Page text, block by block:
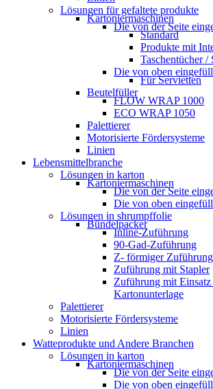
Lösungen für gefaltete produkte
Kartoniermaschinen
Die von der Seite
Standard
Produkte mit
Taschentücher /
Die von oben
Für Servietten
Beutelfüller
FLOW WRAP 1000
ECO WRAP 1050
Palettierer
Motorisierte Fördersysteme
Linien
Lebensmittelbranche
Lösungen in karton
Kartoniermaschinen
Die von der Seite
Die von oben
Lösungen in shrumpffolie
Bündelpacker
Inline-Zuführung
90-Gad-Zuführung
Z- förmiger Zuführung
Zuführung mit Stapler
Zuführung mit Einsatz
Kartonunterlage
Palettierer
Motorisierte Fördersysteme
Linien
Watteprodukte und Andere Branchen
Lösungen in karton
Kartoniermaschinen
Die von der Seite
Die von oben